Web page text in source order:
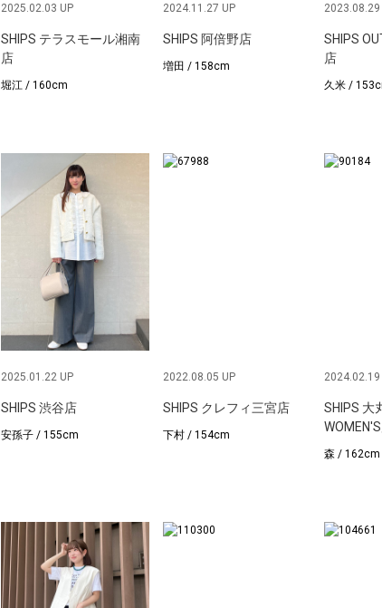
2025.02.03 UP
SHIPS テラスモール湘南
店
堀江 / 160cm
2024.11.27 UP
SHIPS 阿倍野店
増田 / 158cm
2023.08.29
SHIPS
店
久米 /
2025.01.22 UP
SHIPS 渋谷店
安孫子 / 155cm
2022.08.05 UP
SHIPS クレフィ三宮店
下村 / 154cm
2024.02.19
SHIPS 大
森 / 162cm